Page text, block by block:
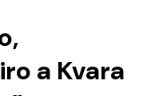
a Kvara